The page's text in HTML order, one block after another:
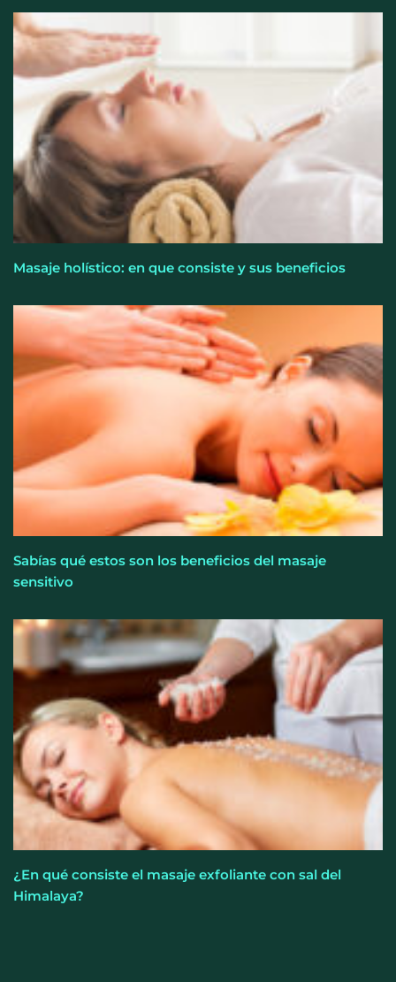
El entrenamiento femenino cambia de objetivo: la
fuerza y la salud ganan terreno a la clásica
‘pérdida de peso’, según Distrito Estudio
Masaje holístico: en que consiste y sus beneficios
Sabías qué estos son los beneficios del masaje
sensitivo
¿En qué consiste el masaje exfoliante con sal del
Himalaya?